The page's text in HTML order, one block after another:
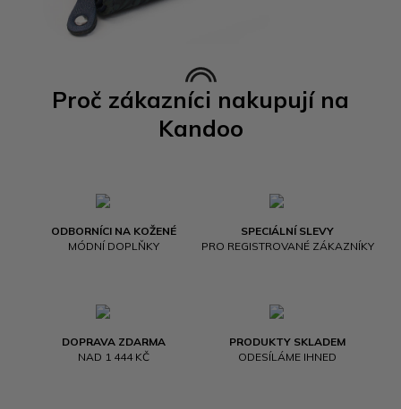
Proč zákazníci nakupují na
Kandoo
ODBORNÍCI NA KOŽENÉ
MÓDNÍ DOPLŇKY
SPECIÁLNÍ SLEVY
PRO REGISTROVANÉ ZÁKAZNÍKY
DOPRAVA ZDARMA
NAD 1 444 KČ
PRODUKTY SKLADEM
ODESÍLÁME IHNED